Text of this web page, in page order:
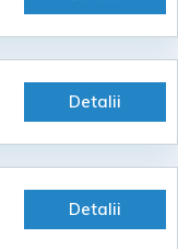
Detalii
Detalii